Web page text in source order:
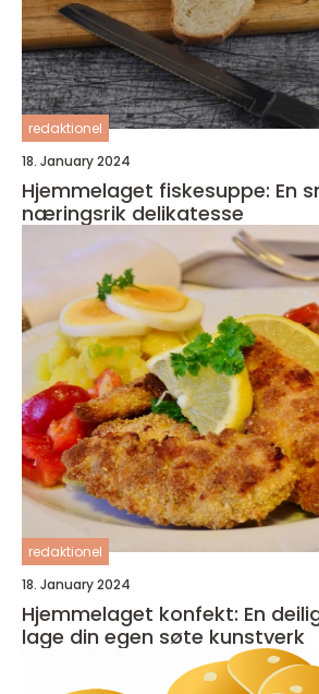
redaktionel
18. January 2024
Hjemmelaget fiskesuppe: En
næringsrik delikatesse
redaktionel
18. January 2024
Hjemmelaget konfekt: En
lage din egen søte kunstverk